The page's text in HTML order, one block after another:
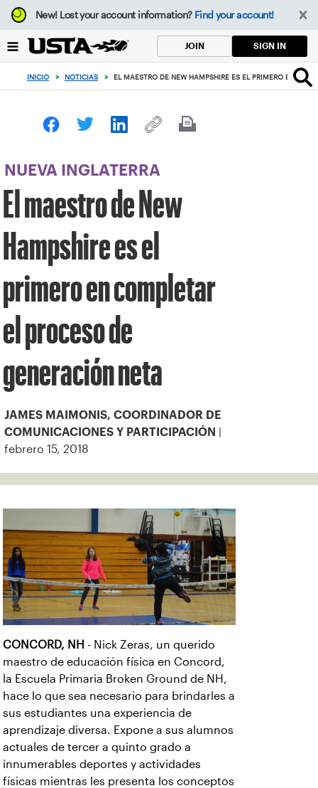
Enfoque
desde
botón
volver
principio
New!Lost your account information? Find your account!
JOIN SIGN IN
INICIO > NOTICIAS > EL MAESTRO DE NEW HAMPSHIRE ES EL PRIMERO EN
NUEVA INGLATERRA
El maestro de New
Hampshire es el
primero en completar
el proceso de
generación neta
JAMES MAIMONIS, COORDINADOR DE
COMUNICACIONES Y PARTICIPACIÓN
febrero 15, 2018
CONCORD, NH - Nick Zeras, un querido
maestro de educación física en Concord,
la Escuela Primaria Broken Ground de NH,
hace lo que sea necesario para brindarles a
sus estudiantes una experiencia de
aprendizaje diversa. Expone a sus alumnos
actuales de tercer a quinto grado a
innumerables deportes y actividades
físicas mientras les presenta los conceptos